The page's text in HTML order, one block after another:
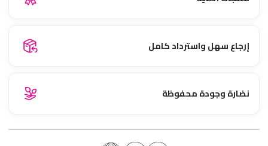
إرجاع سهل واسترداد كامل
نضارة وجودة محفوظة